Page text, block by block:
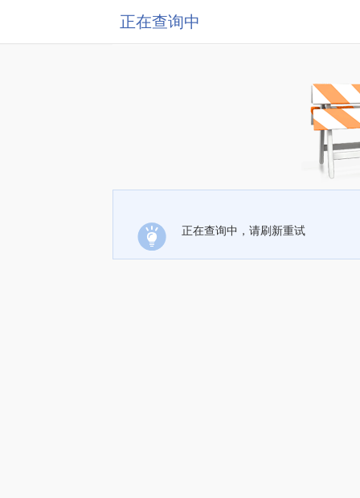
正在查询中
正在查询中，请刷新重试